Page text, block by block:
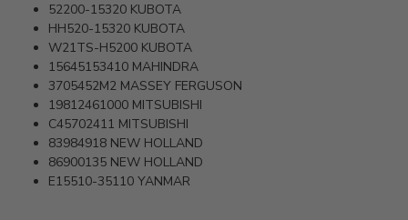
52200-15320 KUBOTA
HH520-15320 KUBOTA
W21TS-H5200 KUBOTA
15645153410 MAHINDRA
3705452M2 MASSEY FERGUSON
19812461000 MITSUBISHI
C45702411 MITSUBISHI
83984918 NEW HOLLAND
86900135 NEW HOLLAND
E15510-35110 YANMAR